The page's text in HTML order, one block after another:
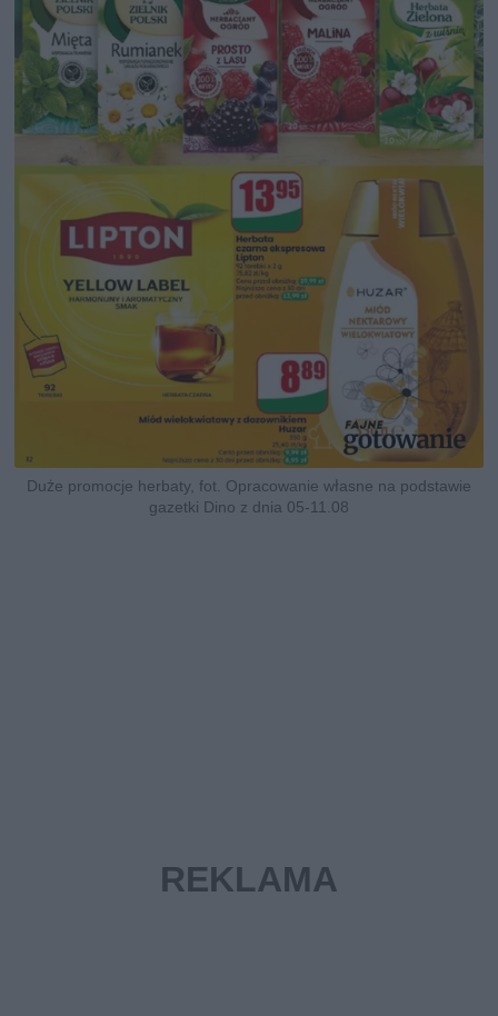
Duże promocje herbaty, fot. Opracowanie własne na podstawie
gazetki Dino z dnia 05-11.08